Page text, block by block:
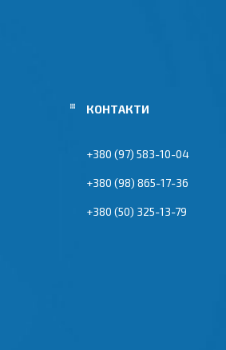
+380 (97) 583-10-04
+380 (98) 865-17-36
+380 (50) 325-13-79